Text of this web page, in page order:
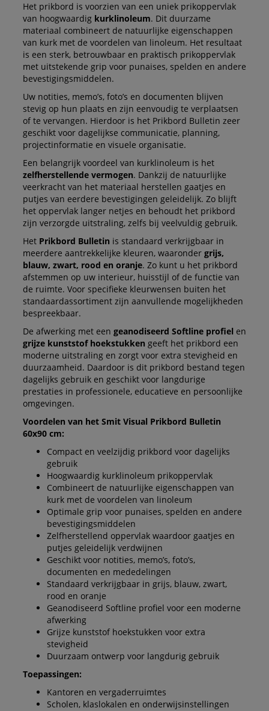
Het prikbord is voorzien van een uniek prikoppervlak
van hoogwaardig kurklinoleum. Dit duurzame
materiaal combineert de natuurlijke eigenschappen
van kurk met de voordelen van linoleum. Het resultaat
is een sterk, betrouwbaar en praktisch prikoppervlak
met uitstekende grip voor punaises, spelden en andere
bevestigingsmiddelen.
Uw notities, memo’s, foto’s en documenten blijven
stevig op hun plaats en zijn eenvoudig te verplaatsen
of te vervangen. Hierdoor is het Prikbord Bulletin zeer
geschikt voor dagelijkse communicatie, planning,
projectinformatie en visuele organisatie.
Een belangrijk voordeel van kurklinoleum is het
zelfherstellende vermogen. Dankzij de natuurlijke
veerkracht van het materiaal herstellen gaatjes en
putjes van eerdere bevestigingen geleidelijk. Zo blijft
het oppervlak langer netjes en behoudt het prikbord
zijn verzorgde uitstraling, zelfs bij veelvuldig gebruik.
Het Prikbord Bulletin is standaard verkrijgbaar in
meerdere aantrekkelijke kleuren, waaronder grijs,
blauw, zwart, rood en oranje. Zo kunt u het prikbord
afstemmen op uw interieur, huisstijl of de functie van
de ruimte. Voor specifieke kleurwensen buiten het
standaardassortiment zijn aanvullende mogelijkheden
bespreekbaar.
De afwerking met een geanodiseerd Softline profiel en
grijze kunststof hoekstukken geeft het prikbord een
moderne uitstraling en zorgt voor extra stevigheid en
duurzaamheid. Daardoor is dit prikbord bestand tegen
dagelijks gebruik en geschikt voor langdurige
prestaties in professionele, educatieve en persoonlijke
omgevingen.
Voordelen van het Smit Visual Prikbord Bulletin
60x90 cm:
Compact en veelzijdig prikbord voor dagelijks
gebruik
Hoogwaardig kurklinoleum prikoppervlak
Combineert de natuurlijke eigenschappen van
kurk met de voordelen van linoleum
Optimale grip voor punaises, spelden en andere
bevestigingsmiddelen
Zelfherstellend oppervlak waardoor gaatjes en
putjes geleidelijk verdwijnen
Geschikt voor notities, memo’s, foto’s,
documenten en mededelingen
Standaard verkrijgbaar in grijs, blauw, zwart,
rood en oranje
Geanodiseerd Softline profiel voor een moderne
afwerking
Grijze kunststof hoekstukken voor extra
stevigheid
Duurzaam ontwerp voor langdurig gebruik
Toepassingen:
Kantoren en vergaderruimtes
Scholen, klaslokalen en onderwijsinstellingen